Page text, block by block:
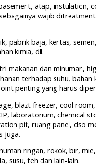
atap, instulation,
wajib
pabrik baja, kertas,
kimia, dll.
makanan dan minuman,
terhadap suhu, bahan
penting yang harus
blazt freezer, cool
laboratorium, chemical
pit, ruang panel, dsb
juga.
ringan, rokok, bir,
susu, teh dan lain-lain.